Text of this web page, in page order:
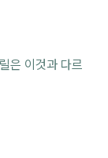
은 이것과 다르